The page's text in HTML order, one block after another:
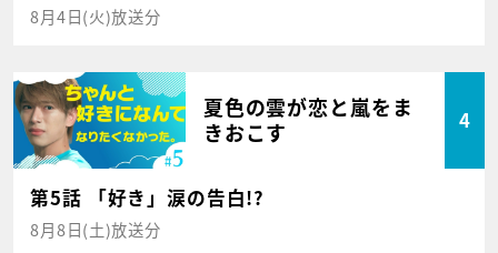
8月4日(火)放送分
夏色の雲が恋と嵐をま
きおこす
4
第5話 「好き」涙の告白!?
8月8日(土)放送分